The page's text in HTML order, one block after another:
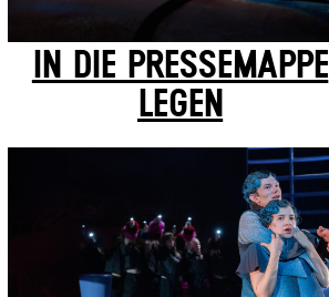
IN DIE PRESSEMAPPE
LEGEN